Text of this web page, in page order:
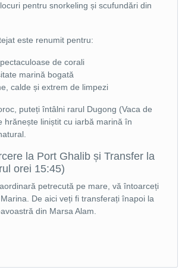
pentru snorkeling și scufundări din
este renumit pentru:
de corali
marină bogată
calde și extrem de limpezi
puteți întâlni rarul Dugong (Vaca de
hrănește liniștit cu iarbă marină în
la Port Ghalib și Transfer la
orei 15:45)
petrecută pe mare, vă întoarceți
De aici veți fi transferați înapoi la
din Marsa Alam.